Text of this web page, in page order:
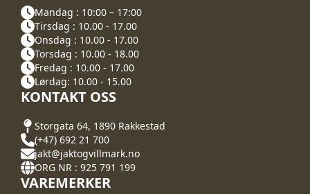
Mandag : 10:00 – 17:00
Tirsdag : 10.00 - 17.00
Onsdag : 10.00 - 17.00
Torsdag : 10.00 - 18.00
Fredag : 10.00 - 17.00
Lørdag: 10.00 - 15.00
KONTAKT OSS
Storgata 64, 1890 Rakkestad
(+47) 692 21 700
jakt@jaktogvillmark.no
ORG NR : 925 791 199
VAREMERKER